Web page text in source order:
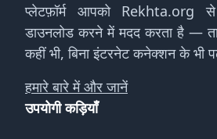
प्लेटफ़ॉर्म आपको Rekhta.org
डाउनलोड करने में मदद करता है —
कहीं भी, बिना इंटरनेट कनेक्शन के भी
हमारे बारे में और जानें
उपयोगी कड़ियाँ